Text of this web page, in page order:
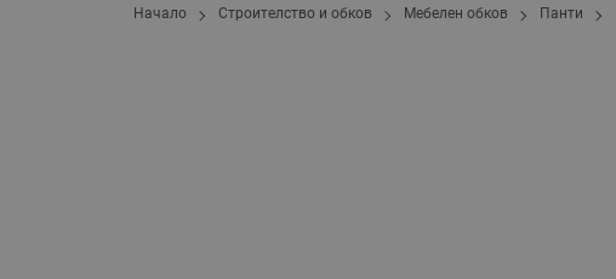
Начало Строителство и обков Мебелен обков Панти